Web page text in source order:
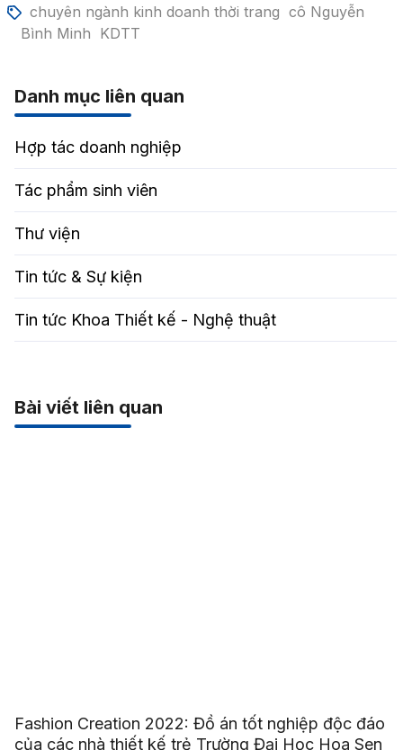
chuyên ngành kinh doanh thời trang cô Nguyễn
Bình Minh KDTT
Danh mục liên quan
Hợp tác doanh nghiệp
Tác phẩm sinh viên
Thư viện
Tin tức & Sự kiện
Tin tức Khoa Thiết kế - Nghệ thuật
Bài viết liên quan
Fashion Creation 2022: Đồ án tốt nghiệp độc đáo
của các nhà thiết kế trẻ Trường Đại Học Hoa Sen